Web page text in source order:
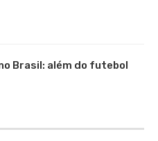
Brasil: além do futebol